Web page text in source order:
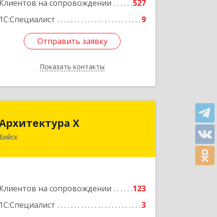
Клиентов на сопровождении
527
1С:Специалист
9
Отправить заявку
Показать контакты
Отправить заявку
Назад
Х
Бийск
Клиентов на сопровождении
123
1С:Специалист
3